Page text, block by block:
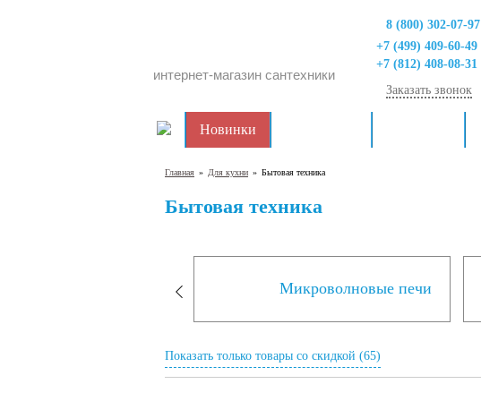
интернет-магазин сантехники
8 (800) 302-07-97
+7 (499) 409-60-49
+7 (812) 408-08-31
Заказать звонок
Новинки
Главная » Для кухни » Бытовая техника
Бытовая техника
Микроволновые печи
Показать только товары со скидкой (65)